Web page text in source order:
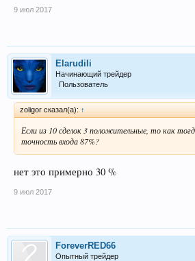
9 июл 2017
Elarudili
Начинающий трейдер
Пользователь
zoligor сказал(а): ↑
Если из 10 сделок 3 положительные, то как
точность входа 87%?
нет это примерно 30 %
9 июл 2017
ForeverRED66
Опытный трейдер